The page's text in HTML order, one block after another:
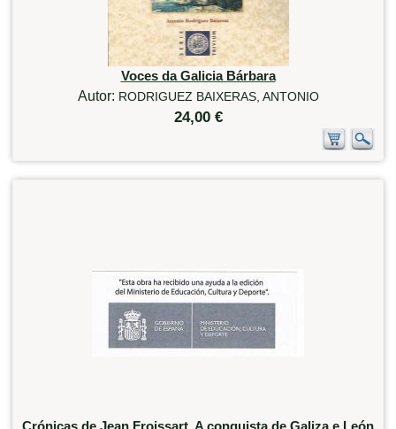
Voces da Galicia Bárbara
Autor: RODRIGUEZ BAIXERAS, ANTONIO
24,00 €
Crónicas de Jean Froissart. A conquista de Galiza e León